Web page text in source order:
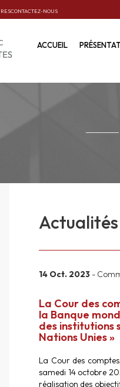
CONTACTEZ-NOUS
ACCUEIL
Actualités
14 Oct. 2023 -
La Cour des
la Banque
des institutions
Nations Unies »
La Cour des
samedi 14 octobre
réalisation des